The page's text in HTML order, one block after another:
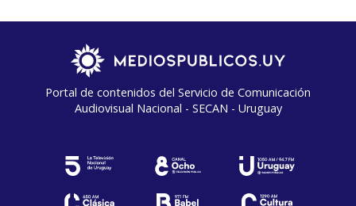
Portal de contenidos del Servicio de Comunicación
Audiovisual Nacional - SECAN - Uruguay